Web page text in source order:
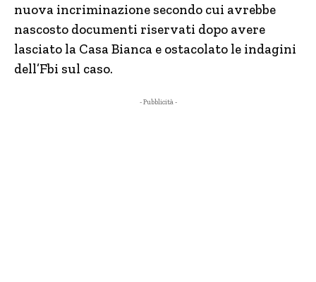
nuova incriminazione secondo cui avrebbe
nascosto documenti riservati dopo avere
lasciato la Casa Bianca e ostacolato le indagini
dell’Fbi sul caso.
- Pubblicità -